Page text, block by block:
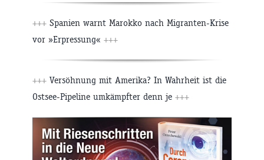
+++ Spanien warnt Marokko nach Migranten-Krise
vor »Erpressung« +++
+++ Versöhnung mit Amerika? In Wahrheit ist die
Ostsee-Pipeline umkämpfter denn je +++